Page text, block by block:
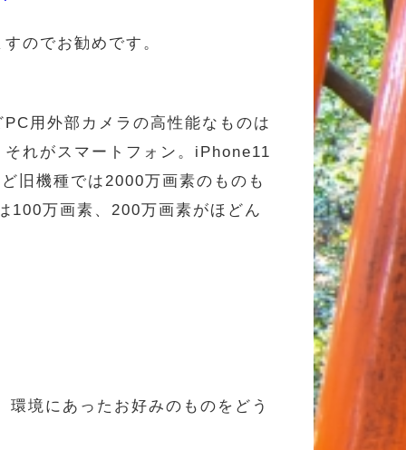
のでお勧めです。
用外部カメラの高性能なものは
れがスマートフォン。iPhone11
旧機種では2000万画素のものも
100万画素、200万画素がほどん
境にあったお好みのものをどう